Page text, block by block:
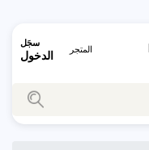
المتجر
سجَل
الدخول